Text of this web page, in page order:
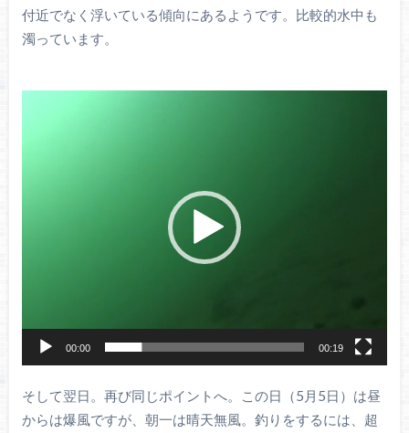
付近でなく浮いている傾向にあるようです。比較的水中も
濁っています。
00:00 00:19
そして翌日。再び同じポイントへ。この日（5月5日）は昼
からは爆風ですが、朝一は晴天無風。釣りをするには、超